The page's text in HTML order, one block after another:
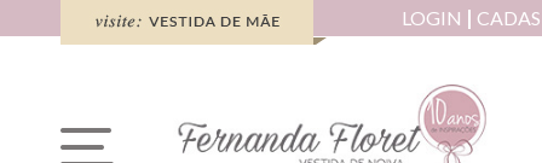
LOGIN